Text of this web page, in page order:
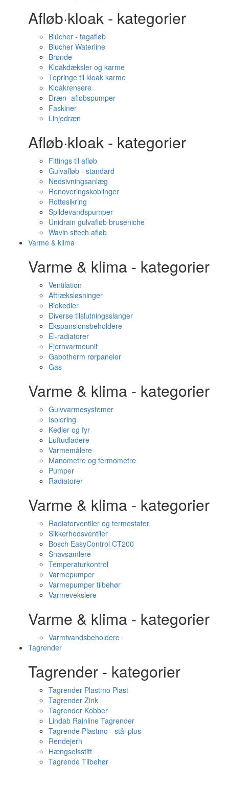
Afløb·kloak - kategorier
Blücher - tagafløb
Blucher Waterline
Brønde
Kloakdæksler og karme
Topringe til kloak karme
Kloakrensere
Dræn- afløbspumper
Faskiner
Linjedræn
Afløb·kloak - kategorier
Fittings til afløb
Gulvafløb - standard
Nedsivningsanlæg
Renoveringskoblinger
Rottesikring
Spildevandspumper
Unidrain gulvafløb bruseniche
Wavin sitech afløb
Varme & klima
Varme & klima - kategorier
Ventilation
Aftræksløsninger
Biokedler
Diverse tilslutningsslanger
Ekspansionsbeholdere
El-radiatorer
Fjernvarmeunit
Gabotherm rørpaneler
Gas
Varme & klima - kategorier
Gulvvarmesystemer
Isolering
Kedler og fyr
Luftudladere
Varmemålere
Manometre og termometre
Pumper
Radiatorer
Varme & klima - kategorier
Radiatorventiler og termostater
Sikkerhedsventiler
Bosch EasyControl CT200
Snavsamlere
Temperaturkontrol
Varmepumper
Varmepumper tilbehør
Varmevekslere
Varme & klima - kategorier
Varmtvandsbeholdere
Tagrender
Tagrender - kategorier
Tagrender Plastmo Plast
Tagrender Zink
Tagrender Kobber
Lindab Rainline Tagrender
Tagrende Plastmo - stål plus
Rendejern
Hængselsstift
Tagrende Tilbehør